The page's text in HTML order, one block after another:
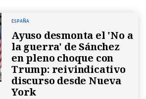
ESPAÑA
Ayuso desmonta el 'No a
la guerra' de Sánchez
en pleno choque con
Trump: reivindicativo
discurso desde Nueva
York